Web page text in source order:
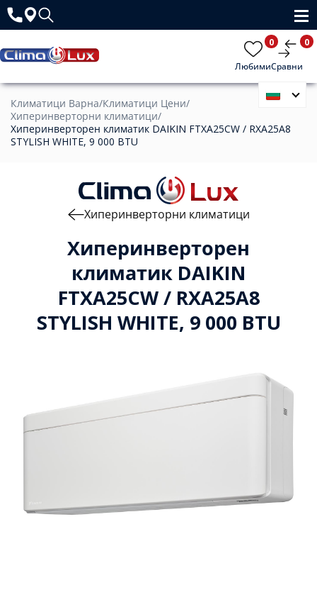
Любими
0
Сравни
0
Климатици Варна/Климатици Цени/
Хиперинверторни климатици/
Хиперинверторен климатик DAIKIN FTXA25CW / RXA25A8
STYLISH WHITE, 9 000 BTU
Хиперинверторен
климатик DAIKIN
FTXA25CW / RXA25A8
STYLISH WHITE, 9 000 BTU
Хиперинверторни климатици